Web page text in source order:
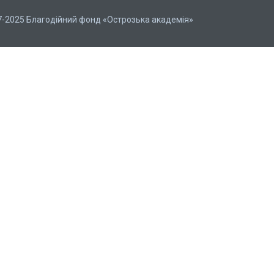
2025 Благодійний фонд «Острозька академія»